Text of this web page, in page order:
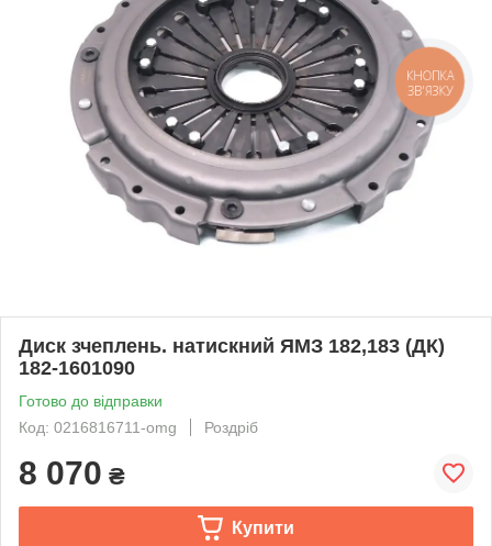
Диск зчеплень. натискний ЯМЗ 182,183 (ДК)
182-1601090
Готово до відправки
Код: 0216816711-omg
Роздріб
8 070 ₴
Купити
КНОПКА
ЗВ'ЯЗКУ